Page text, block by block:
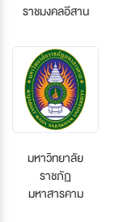
ราชมงคลอีสาน
มหาวิทยาลัย
ราชภัฏ
มหาสารคาม